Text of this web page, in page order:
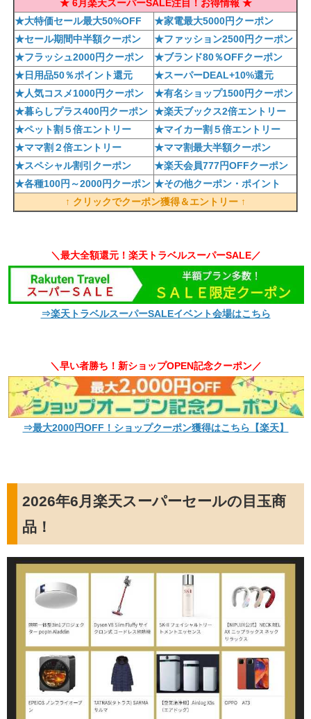
★ 6月楽天スーパーSALE注目！お得情報 ★
★大特価セール最大50%OFF
★家電最大5000円クーポン
★セール期間中半額クーポン
★ファッション2500円クーポン
★フラッシュ2000円クーポン
★ブランド80％OFFクーポン
★日用品50％ポイント還元
★スーパーDEAL+10%還元
★人気コスメ1000円クーポン
★有名ショップ1500円クーポン
★暮らしプラス400円クーポン ★楽天ブックス2倍エントリー
★ペット割５倍エントリー
★マイカー割５倍エントリー
★ママ割２倍エントリー
★ママ割最大半額クーポン
★スペシャル割引クーポン
★楽天会員777円OFFクーポン
★各種100円～2000円クーポン ★その他クーポン・ポイント
↑ クリックでクーポン獲得＆エントリー ↑
＼最大全額還元！楽天トラベルスーパーSALE／
⇒楽天トラベルスーパーSALEイベント会場はこちら
＼早い者勝ち！新ショップOPEN記念クーポン／
⇒最大2000円OFF！ショップクーポン獲得はこちら【楽天】
2026年6月楽天スーパーセールの目玉商
品！